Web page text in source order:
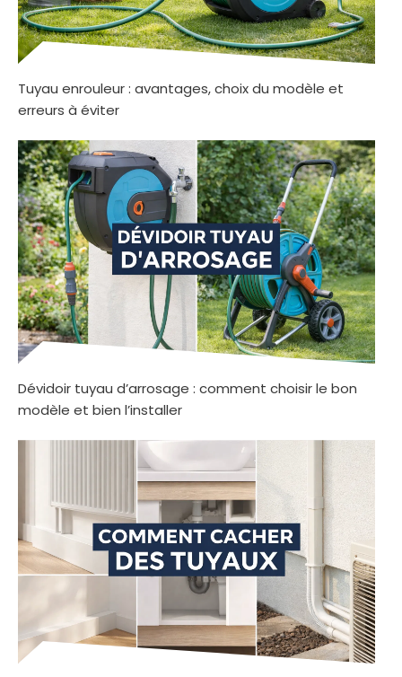
Tuyau enrouleur : avantages, choix du modèle et
erreurs à éviter
Dévidoir tuyau d’arrosage : comment choisir le bon
modèle et bien l’installer